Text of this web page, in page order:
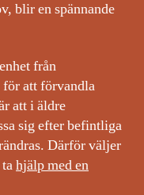
blir en spännande
från
att förvandla
att i äldre
sig efter befintliga
Därför väljer
hjälp med en